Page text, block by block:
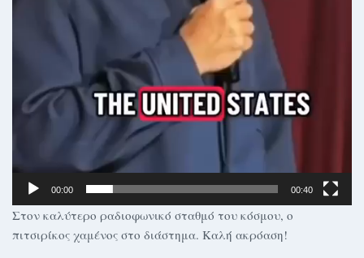
00:00 00:40
Στον καλύτερο ραδιοφωνικό σταθμό του κόσμου, ο
πιτσιρίκος χαμένος στο διάστημα. Καλή ακρόαση!